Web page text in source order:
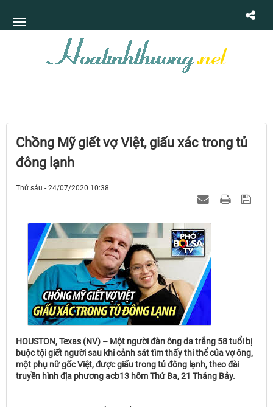
Chồng Mỹ giết vợ Việt, giấu xác trong tủ
đông lạnh
Thứ sáu - 24/07/2020 10:38
HOUSTON, Texas (NV) – Một người đàn ông da trắng 58 tuổi bị
buộc tội giết người sau khi cảnh sát tìm thấy thi thể của vợ ông,
một phụ nữ gốc Việt, được giấu trong tủ đông lạnh, theo đài
truyền hình địa phương acb13 hôm Thứ Ba, 21 Tháng Bảy.